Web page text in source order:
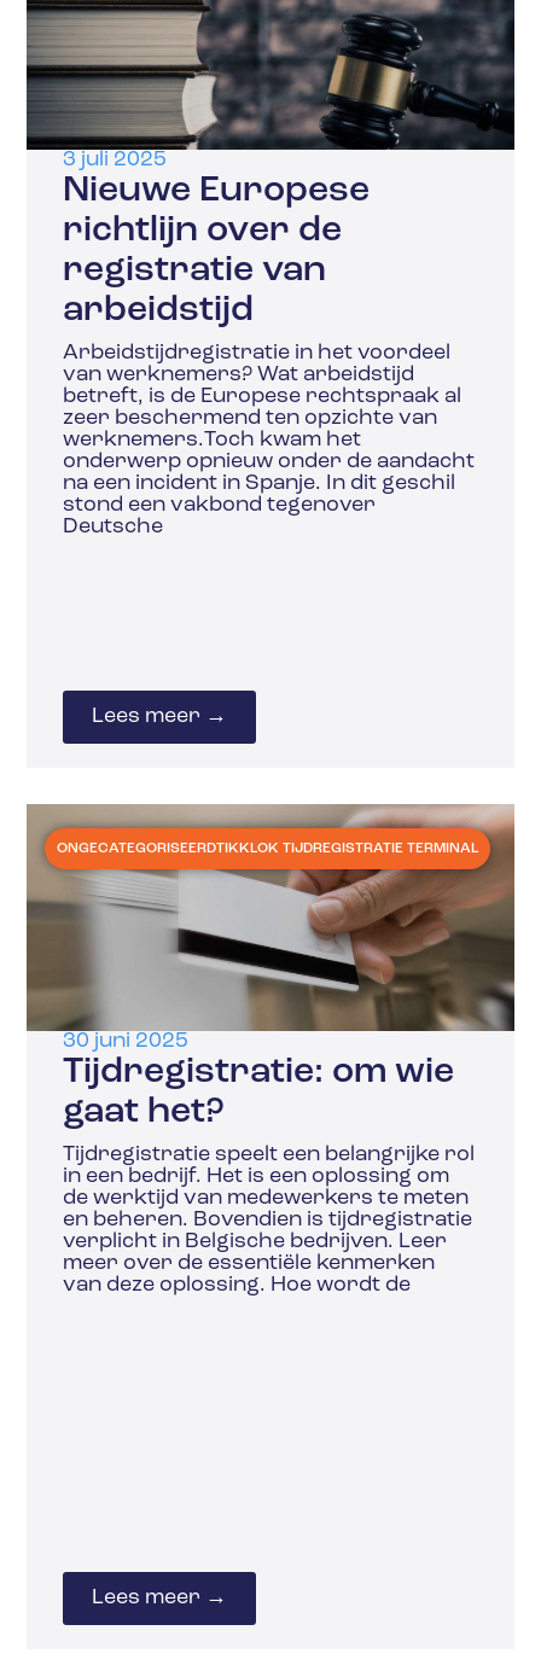
3 juli 2025
Nieuwe Europese
richtlijn over de
registratie van
arbeidstijd
Arbeidstijdregistratie in het voordeel
van werknemers? Wat arbeidstijd
betreft, is de Europese rechtspraak al
zeer beschermend ten opzichte van
werknemers.Toch kwam het
onderwerp opnieuw onder de aandacht
na een incident in Spanje. In dit geschil
stond een vakbond tegenover
Deutsche
Lees meer →
ONGECATEGORISEERDTIKKLOK TIJDREGISTRATIE TERMINAL
30 juni 2025
Tijdregistratie: om wie
gaat het?
Tijdregistratie speelt een belangrijke rol
in een bedrijf. Het is een oplossing om
de werktijd van medewerkers te meten
en beheren. Bovendien is tijdregistratie
verplicht in Belgische bedrijven. Leer
meer over de essentiële kenmerken
van deze oplossing. Hoe wordt de
Lees meer →